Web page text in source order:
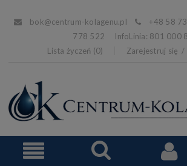
bok@centrum-kolagenu.pl
+48 58
778 522 InfoLinia: 801 000
Lista życzeń (0)
Zarejestruj się